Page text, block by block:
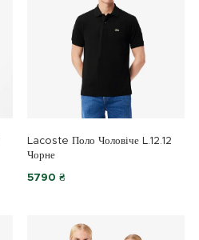
Lacoste Поло Чоловіче L.12.12
Чорне
5790 ₴